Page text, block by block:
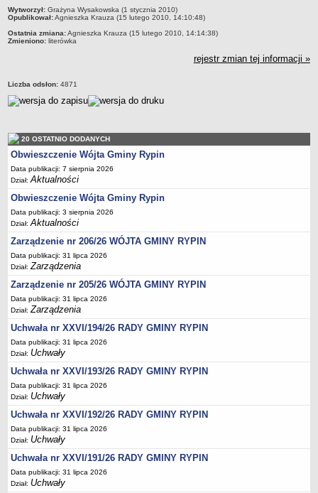
Rejestr zbiorów danych osobowych
RODO Klauzule informacyjne
Tabela informacyjna
Nr konta bankowego, NIP, REGON
Pracownicy urzędu - urząd gminy
Pracownicy urzędu - baza magazynowo - warsztatowa
Kompetencje referatów
Regulamin organizacyjny
Regulamin naboru na wolne stanowiska urzędnicze
Ogłoszenia o naborze na wolne stanowiska urzędnicze
Lista kandydatów spełniających wymagania formalne w naborach na
wolne stanowiska urzędnicze
Wyniki naboru na wolne stanowiska urzędnicze
Petycje
Sygnaliści
Galeria
Raporty o stanie dostępności
Wnioski
WŁADZE I STRUKTURA
Struktura organizacyjna
Rada gminy
Wójt
Urząd gminy
metryczka
Wytworzył: Grażyna Wysakowska (1 stycznia 2010)
Opublikował:Agnieszka Krauza (15 lutego 2010, 14:10:48)
Ostatnia zmiana:Agnieszka Krauza (15 lutego 2010, 14:14:38)
Zmieniono: literówka
rejestr zmian tej informacji »
Liczba odsłon: 4871
20 OSTATNIO DODANYCH
Obwieszczenie Wójta Gminy Rypin
Data publikacji: 7 sierpnia 2026
Dział:Aktualności
Obwieszczenie Wójta Gminy Rypin
Data publikacji: 3 sierpnia 2026
Dział:Aktualności
Zarządzenie nr 206/26 WÓJTA GMINY RYPIN
Data publikacji: 31 lipca 2026
Dział:Zarządzenia
Zarządzenie nr 205/26 WÓJTA GMINY RYPIN
Data publikacji: 31 lipca 2026
Dział:Zarządzenia
Uchwała nr XXVI/194/26 RADY GMINY RYPIN
Data publikacji: 31 lipca 2026
Dział: Uchwały
Uchwała nr XXVI/193/26 RADY GMINY RYPIN
Data publikacji: 31 lipca 2026
Dział: Uchwały
Uchwała nr XXVI/192/26 RADY GMINY RYPIN
Data publikacji: 31 lipca 2026
Dział: Uchwały
Uchwała nr XXVI/191/26 RADY GMINY RYPIN
Data publikacji: 31 lipca 2026
Dział: Uchwały